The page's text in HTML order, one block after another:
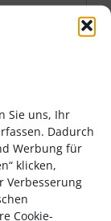
Sie uns, Ihr
Dadurch
Werbung für
klicken,
Verbesserung
Cookie-